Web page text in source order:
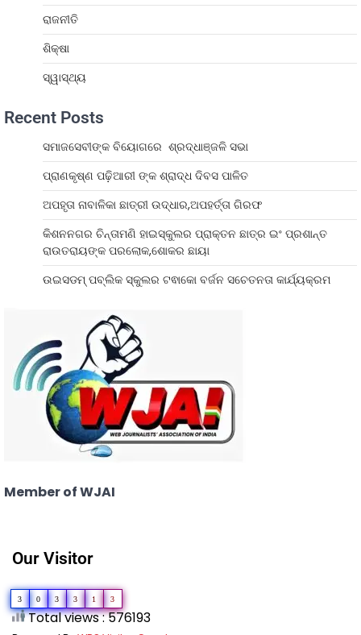
ରାଜନୀତି
ଶିକ୍ଷା
ସ୍ୱାସ୍ଥ୍ୟ
Recent Posts
ସମାଜସେବୀଙ୍କ ବିୟୋଗରେ ଶ୍ରଦ୍ଧାଞ୍ଜଳି ସଭା
ପ୍ରାଣକୃଷ୍ଣ ପଢ଼ିଆରୀ ଙ୍କ ଶ୍ରାଦ୍ଧ ଦିବସ ପାଳିତ
ଅପହୃତା ନାବାଳିକା ଛାତ୍ରୀ ଉଦ୍ଧାର,ଅପହର୍ତ୍ତା ଗିରଫ
କିଶନନଗର ଚିନ୍ତାମଣି ହାଇସ୍କୁଲର ପ୍ରାକ୍ତନ ଛାତ୍ର ଇଂ ପ୍ରଶାନ୍ତ
ରାଉତରାୟଙ୍କ ପରଲୋକ,ଶୋକର ଛାୟା
ଉଇସଡମ୍ ପବ୍ଲିକ ସ୍କୁଲର ଟଵାକୋ ବର୍ଜନ ସଚେତନତା କାର୍ଯ୍ୟକ୍ରମ
Member of WJAI
Our Visitor
3 0 3 3 1 3
Total views : 576193